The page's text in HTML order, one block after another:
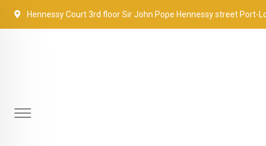
Skip
Hennessy Court 3rd floor Sir John Pope Hennessy street Port-